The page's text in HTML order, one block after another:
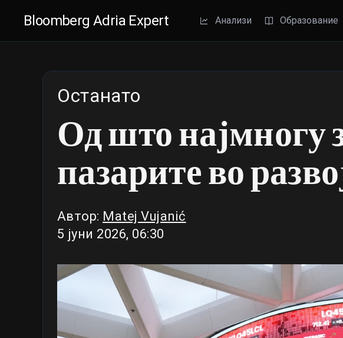
Bloomberg Adria Expert Aнализи Образование
Останато
Од што најмногу
пазарите во
Автор: Matej Vujanić
5 јуни 2026, 06:30